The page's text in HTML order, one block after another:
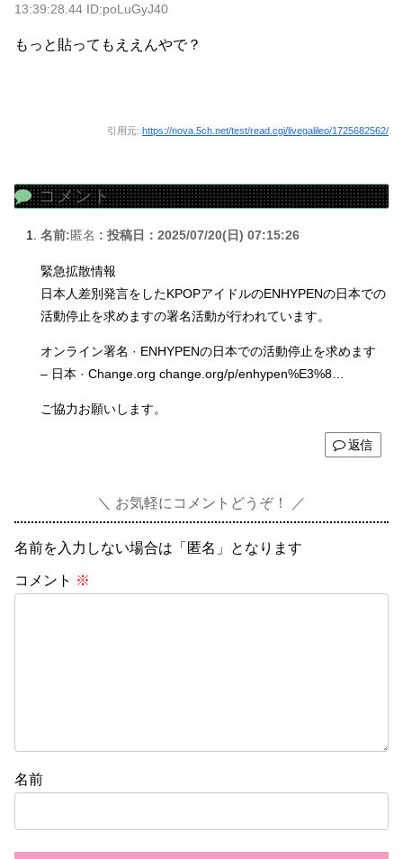
13:39:28.44 ID:poLuGyJ40
もっと貼ってもええんやで？
引用元: https://nova.5ch.net/test/read.cgi/livegalileo/1725682562/
コメント
名前:匿名 : 投稿日：2025/07/20(日) 07:15:26
緊急拡散情報
日本人差別発言をしたKPOPアイドルのENHYPENの日本での
活動停止を求めますの署名活動が行われています。
オンライン署名 · ENHYPENの日本での活動停止を求めます
– 日本 · Change.org change.org/p/enhypen%E3%8…
ご協力お願いします。
返信
お気軽にコメントどうぞ！
名前を入力しない場合は「匿名」となります
コメント ※
名前